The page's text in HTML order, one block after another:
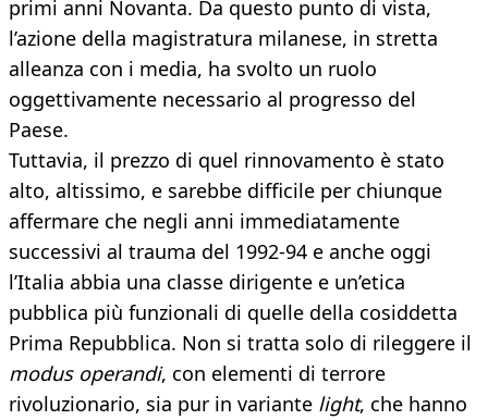
primi anni Novanta. Da questo punto di vista,
l’azione della magistratura milanese, in stretta
alleanza con i media, ha svolto un ruolo
oggettivamente necessario al progresso del
Paese.
Tuttavia, il prezzo di quel rinnovamento è stato
alto, altissimo, e sarebbe difficile per chiunque
affermare che negli anni immediatamente
successivi al trauma del 1992-94 e anche oggi
l’Italia abbia una classe dirigente e un’etica
pubblica più funzionali di quelle della cosiddetta
Prima Repubblica. Non si tratta solo di rileggere il
modus operandi, con elementi di terrore
rivoluzionario, sia pur in variante light, che hanno